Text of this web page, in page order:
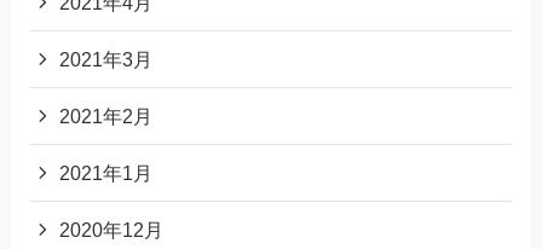
2021年3月
2021年2月
2021年1月
2020年12月